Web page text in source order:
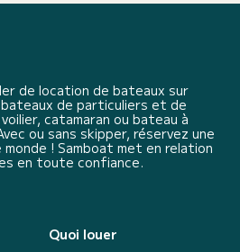
de location de bateaux sur
de particuliers et de
catamaran ou bateau à
ou sans skipper, réservez une
! Samboat met en relation
en toute confiance.
Quoi louer